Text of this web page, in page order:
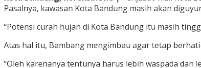
Pasalnya, kawasan Kota Bandung masih akan
“Potensi curah hujan di Kota Bandung itu masih
Atas hal itu, Bambang mengimbau agar tetap
“Oleh karenanya tentunya harus lebih waspada dan